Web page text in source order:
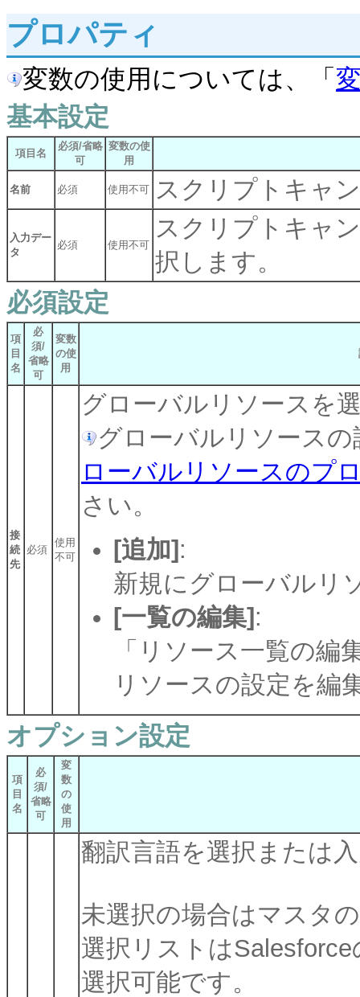
プロパティ
変数の使用については、「
基本設定
項目名
必須/省略
可
変数の使
用
名前 必須 使用不可 スクリプトキャ
入力デー
タ
必須 使用不可
スクリプトキャ
択します。
必須設定
項
目
名
必
須/
省略
可
変数
の使
用
接
続
先
必須
使用
不可
グローバルリソースを
グローバルリソース
ローバルリソースのプ
さい。
[追加] :
新規にグローバルリ
[一覧の編集] :
「リソース一覧の編
リソースの設定を編
オプション設定
項
目
名
必
須/
省略
可
変
数
の
使
用
翻訳言語を選択または
未選択の場合はマスタ
選択リストは
選択可能です。